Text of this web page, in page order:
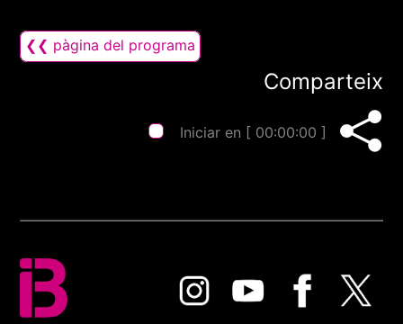
❮❮ pàgina del programa
Comparteix
Iniciar en [ 00:00:00 ]